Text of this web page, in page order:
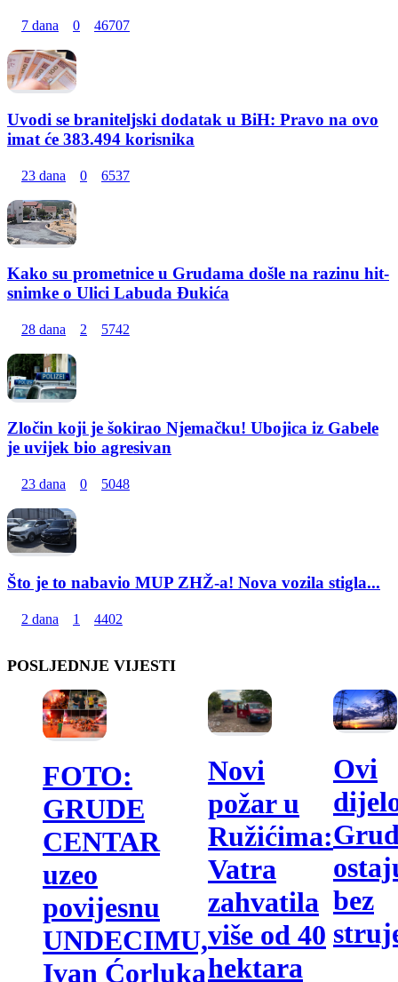
7 dana 0 46707
Uvodi se braniteljski dodatak u BiH: Pravo na ovo
imat će 383.494 korisnika
23 dana 0 6537
Kako su prometnice u Grudama došle na razinu hit-
snimke o Ulici Labuda Đukića
28 dana 2 5742
Zločin koji je šokirao Njemačku! Ubojica iz Gabele
je uvijek bio agresivan
23 dana 0 5048
Što je to nabavio MUP ZHŽ-a! Nova vozila stigla...
2 dana 1 4402
POSLJEDNJE VIJESTI
FOTO:
GRUDE
CENTAR
uzeo
povijesnu
UNDECIMU,
Ivan Ćorluka
Novi
požar u
Ružićima:
Vatra
zahvatila
više od 40
hektara
Ovi
bez